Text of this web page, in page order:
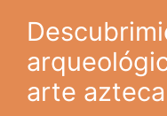
arte azteca